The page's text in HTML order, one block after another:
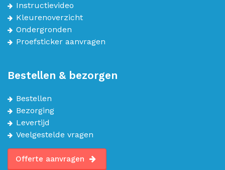
Instructievideo
Kleurenoverzicht
Ondergronden
Proefsticker aanvragen
Bestellen & bezorgen
Bestellen
Bezorging
Levertijd
Veelgestelde vragen
Offerte aanvragen